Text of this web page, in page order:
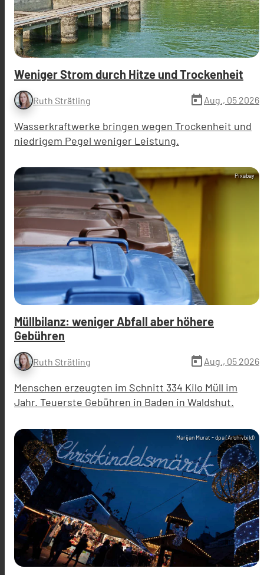
Weniger Strom durch Hitze und Trockenheit
Ruth Strätling today Aug., 05 2026
Wasserkraftwerke bringen wegen Trockenheit und
niedrigem Pegel weniger Leistung.
Pixabay
Müllbilanz: weniger Abfall aber höhere
Gebühren
Ruth Strätling today Aug., 05 2026
Menschen erzeugten im Schnitt 334 Kilo Müll im
Jahr. Teuerste Gebühren in Baden in Waldshut.
Marijan Murat - dpa (Archivbild)